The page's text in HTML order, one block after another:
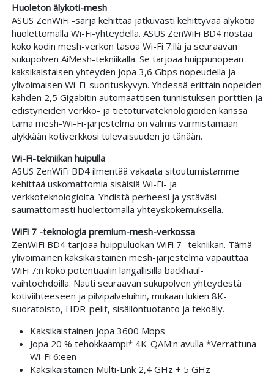
Huoleton älykoti-mesh
ASUS ZenWiFi -sarja kehittää jatkuvasti kehittyvää älykotia
huolettomalla Wi-Fi-yhteydellä. ASUS ZenWiFi BD4 nostaa
koko kodin mesh-verkon tasoa Wi-Fi 7:llä ja seuraavan
sukupolven AiMesh-tekniikalla. Se tarjoaa huippunopean
kaksikaistaisen yhteyden jopa 3,6 Gbps nopeudella ja
ylivoimaisen Wi-Fi-suorituskyvyn. Yhdessä erittäin nopeiden
kahden 2,5 Gigabitin automaattisen tunnistuksen porttien ja
edistyneiden verkko- ja tietoturvateknologioiden kanssa
tämä mesh-Wi-Fi-järjestelmä on valmis varmistamaan
älykkään kotiverkkosi tulevaisuuden jo tänään.
Wi-Fi-tekniikan huipulla
ASUS ZenWiFi BD4 ilmentää vakaata sitoutumistamme
kehittää uskomattomia sisäisiä Wi-Fi- ja
verkkoteknologioita. Yhdistä perheesi ja ystäväsi
saumattomasti huolettomalla yhteyskokemuksella.
WiFi 7 -teknologia premium-mesh-verkossa
ZenWiFi BD4 tarjoaa huippuluokan WiFi 7 -tekniikan. Tämä
ylivoimainen kaksikaistainen mesh-järjestelmä vapauttaa
WiFi 7:n koko potentiaalin langallisilla backhaul-
vaihtoehdoilla. Nauti seuraavan sukupolven yhteydestä
kotiviihteeseen ja pilvipalveluihin, mukaan lukien 8K-
suoratoisto, HDR-pelit, sisällöntuotanto ja tekoäly.
Kaksikaistainen jopa 3600 Mbps
Jopa 20 % tehokkaampi* 4K-QAM:n avulla *Verrattuna
Wi-Fi 6:een
Kaksikaistainen Multi-Link 2,4 GHz + 5 GHz